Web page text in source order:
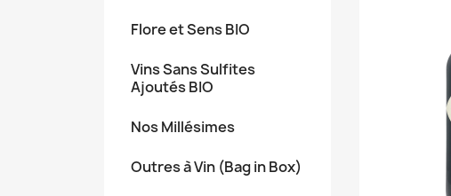
Flore et Sens BIO
Vins Sans Sulfites
Ajoutés BIO
Nos Millésimes
Outres à Vin (Bag in Box)